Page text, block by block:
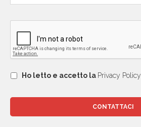
Ho letto e accetto la Privacy Policy